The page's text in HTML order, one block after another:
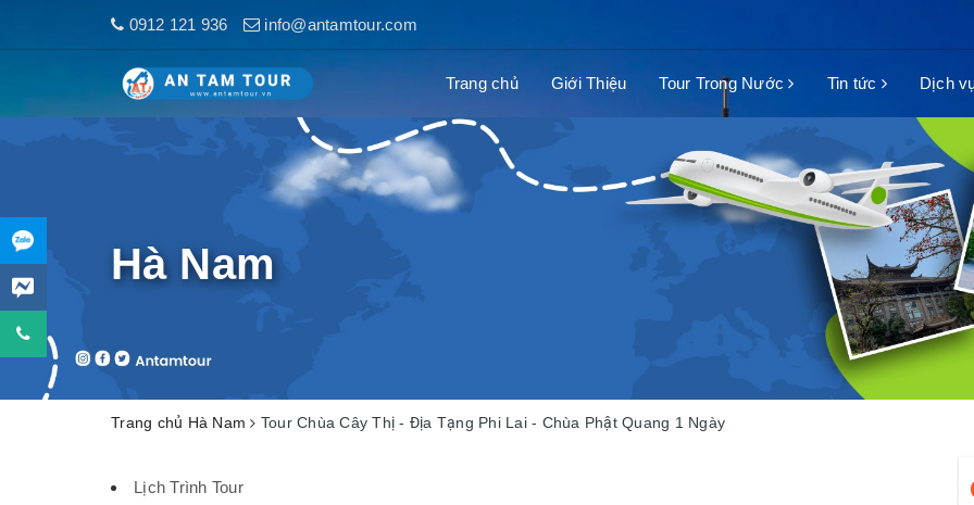
0912 121 936 info@antamtour.com
Trang chủ Giới Thiệu Tour Trong Nước Tin tức Dịch
Hà Nam
Trang chủ Hà Nam Tour Chùa Cây Thị - Địa Tạng Phi Lai - Chùa Phật Quang 1 Ngày
Lịch Trình Tour